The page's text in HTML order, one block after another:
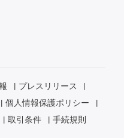
プレスリリース
個人情報保護ポリシー
取引条件 手続規則